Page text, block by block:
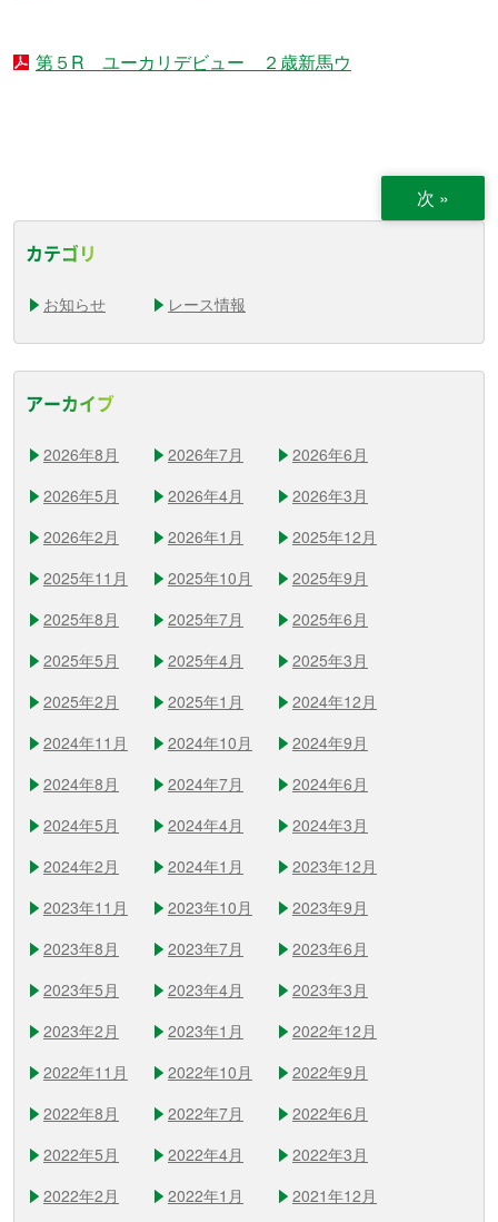
第５R ユーカリデビュー ２歳新馬ウ
次 »
カテゴリ
お知らせ レース情報
アーカイブ
2026年8月 2026年7月
2026年6月
2026年5月
2026年4月
2026年3月
2026年2月
2026年1月
2025年12月
2025年11月
2025年10月
2025年9月
2025年8月
2025年7月
2025年6月
2025年5月
2025年4月
2025年3月
2025年2月
2025年1月
2024年12月
2024年11月
2024年10月
2024年9月
2024年8月
2024年7月
2024年6月
2024年5月
2024年4月
2024年3月
2024年2月
2024年1月
2023年12月
2023年11月
2023年10月
2023年9月
2023年8月
2023年7月
2023年6月
2023年5月
2023年4月
2023年3月
2023年2月
2023年1月
2022年12月
2022年11月
2022年10月
2022年9月
2022年8月
2022年7月
2022年6月
2022年5月
2022年4月
2022年3月
2022年2月
2022年1月
2021年12月